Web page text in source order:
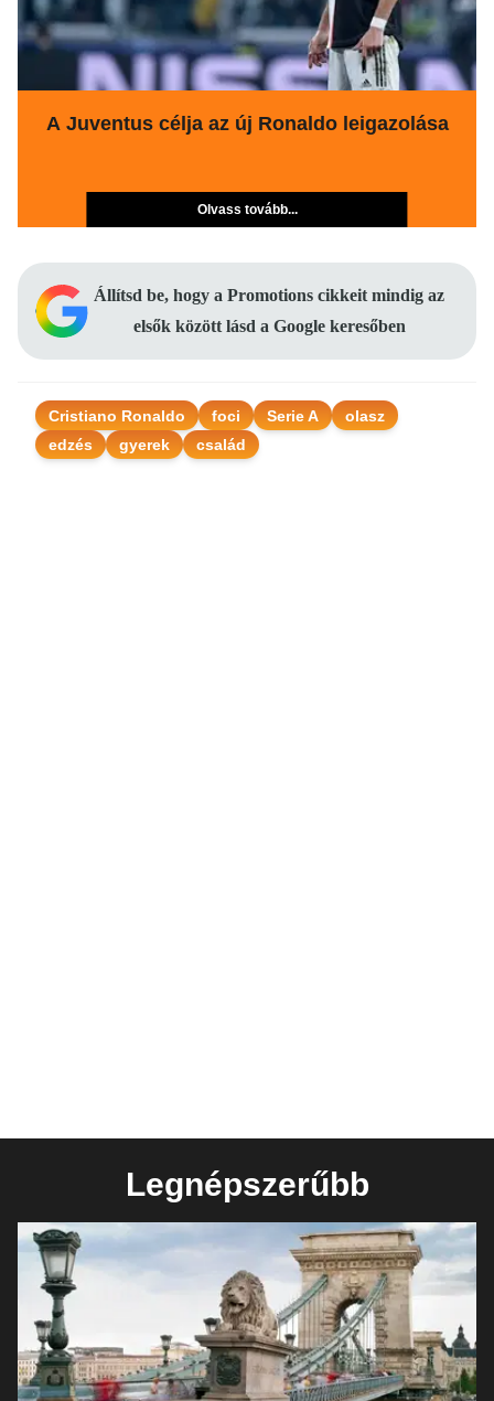
A Juventus célja az új Ronaldo leigazolása
Olvass tovább...
Állítsd be, hogy a Promotions cikkeit mindig az
elsők között lásd a Google keresőben
Cristiano Ronaldo foci Serie A
olasz
edzés
gyerek család
Legnépszerűbb